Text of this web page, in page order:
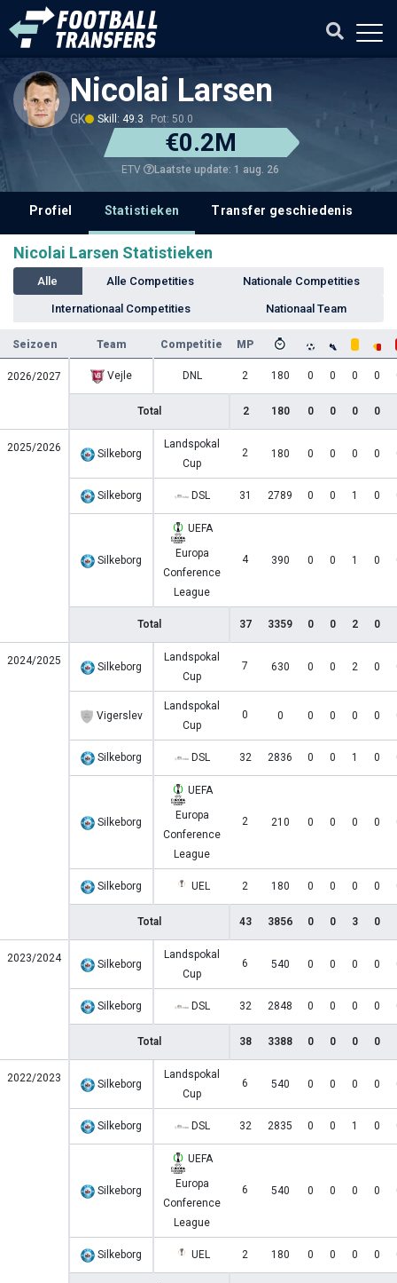
Nicolai Larsen
GK Skill: 49.3 Pot: 50.0
€0.2M
ETV Laatste update: 1 aug. 26
Profiel Statistieken Transfer geschiedenis
Nicolai Larsen Statistieken
Alle Alle Competities Nationale Competities
Internationaal Competities Nationaal Team
Seizoen Team Competitie MP
2026/2027 Vejle DNL 2 180 0 0 0 0
Total 2 180 0 0 0 0
2025/2026 Silkeborg
Landspokal
Cup
2 180 0 0 0 0
Silkeborg DSL 31 2789 0 0 1 0
Silkeborg
UEFA
Europa
Conference
League
4 390 0 0 1 0
Total 37 3359 0 0 2 0
2024/2025 Silkeborg
Landspokal
Cup
7 630 0 0 2 0
Vigerslev
Landspokal
Cup
0 0 0 0 0 0
Silkeborg DSL 32 2836 0 0 1 0
Silkeborg
UEFA
Europa
Conference
League
2 210 0 0 0 0
Silkeborg UEL 2 180 0 0 0 0
Total 43 3856 0 0 3 0
2023/2024 Silkeborg
Landspokal
Cup
6 540 0 0 0 0
Silkeborg DSL 32 2848 0 0 0 0
Total 38 3388 0 0 0 0
2022/2023 Silkeborg
Landspokal
Cup
6 540 0 0 0 0
Silkeborg DSL 32 2835 0 0 1 0
Silkeborg
UEFA
Europa
Conference
League
6 540 0 0 0 0
Silkeborg UEL 2 180 0 0 0 0